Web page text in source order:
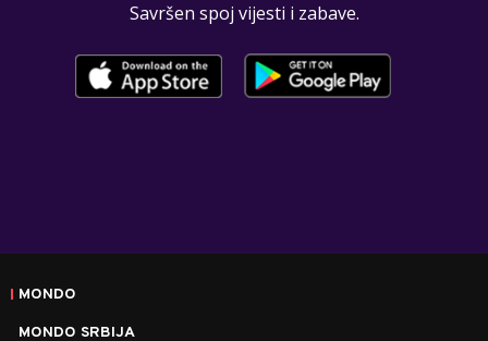
Savršen spoj vijesti i zabave.
MONDO
MONDO SRBIJA